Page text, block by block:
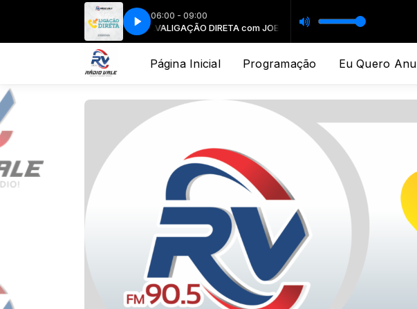
06:00 - 09:00
DIRETA com JOELITON SILVALIGAÇÃO DIRETA com JOELITON SILVA
Página Inicial Programação Eu Quero